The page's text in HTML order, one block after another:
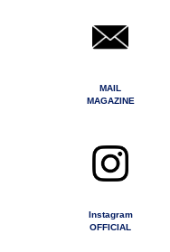
MAIL
MAGAZINE
Instagram
OFFICIAL